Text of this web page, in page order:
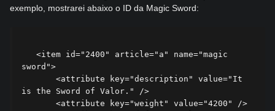
exemplo, mostrarei abaixo o ID da Magic Sword:
sword">
is the Sword of Valor." />